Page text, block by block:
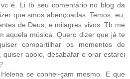
é. Li tb seu comentário no blog da
que smos abençoadas. Temos, eu,
de Deus, e milagres vivos. Tb me
aquela música. Quero dizer que já te
compartilhar os momentos de
quiser apoio, desabafar e orar estarei
se conhe~çam mesmo. E que